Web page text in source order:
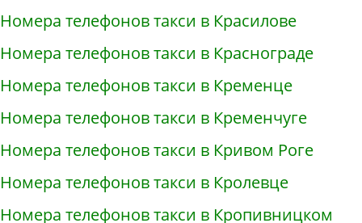
Номера телефонов такси в Красилове
Номера телефонов такси в Краснограде
Номера телефонов такси в Кременце
Номера телефонов такси в Кременчуге
Номера телефонов такси в Кривом Роге
Номера телефонов такси в Кролевце
Номера телефонов такси в Кропивницком